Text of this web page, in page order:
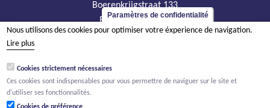
Boerenkrijgstraat 133
BE - 2800 Malines
tél +32 15 569 965
TVA BE 0466.256.432
RPM Anvers, département Malines
Paramètres de confidentialité
Nous utilisons des cookies pour optimiser votre éxperience de navigation.
Lire plus
Cookies strictement nécessaires
Ces cookies sont indispensables pour vous permettre de naviguer sur le site et
d'utiliser ses fonctionnalités.